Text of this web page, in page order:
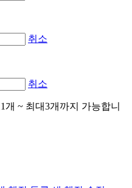
취소
취소
~ 최대3개까지 가능합니